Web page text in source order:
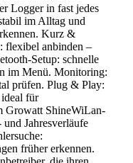
Logger in fast jedes
im Alltag und
Kurz &
anbinden –
Setup: schnelle
im Menü. Monitoring:
prüfen. Plug & Play:
für
Growatt ShineWiLan-
Jahresverläufe
früher erkennen.